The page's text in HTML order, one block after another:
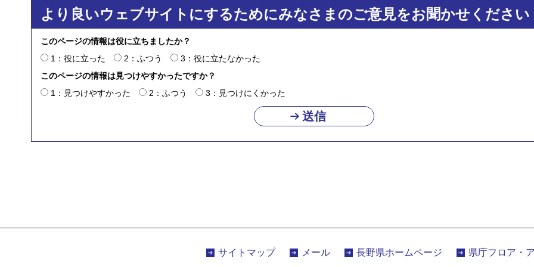
より良いウェブサイトにするためにみなさまのご意見をお聞かせください
このページの情報は役に立ちましたか？
1：役に立った
2：ふつう
3：役に立たなかった
このページの情報は見つけやすかったですか？
1：見つけやすかった
2：ふつう 3：見つけにくかった
サイトマップ メール 長野県ホームページ 県庁フロア・